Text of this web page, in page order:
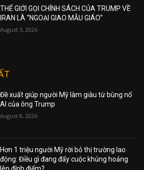
THẾ GIỚI GỌI CHÍNH SÁCH CỦA TRUMP VỀ
IRAN LÀ “NGOẠI GIAO MẪU GIÁO”
August 5, 2026
Đề xuất giúp người Mỹ làm giàu từ bùng nổ
AI của ông Trump
August 8, 2026
Hơn 1 triệu người Mỹ rời bỏ thị trường lao
động: Điều gì đang đẩy cuộc khủng hoảng